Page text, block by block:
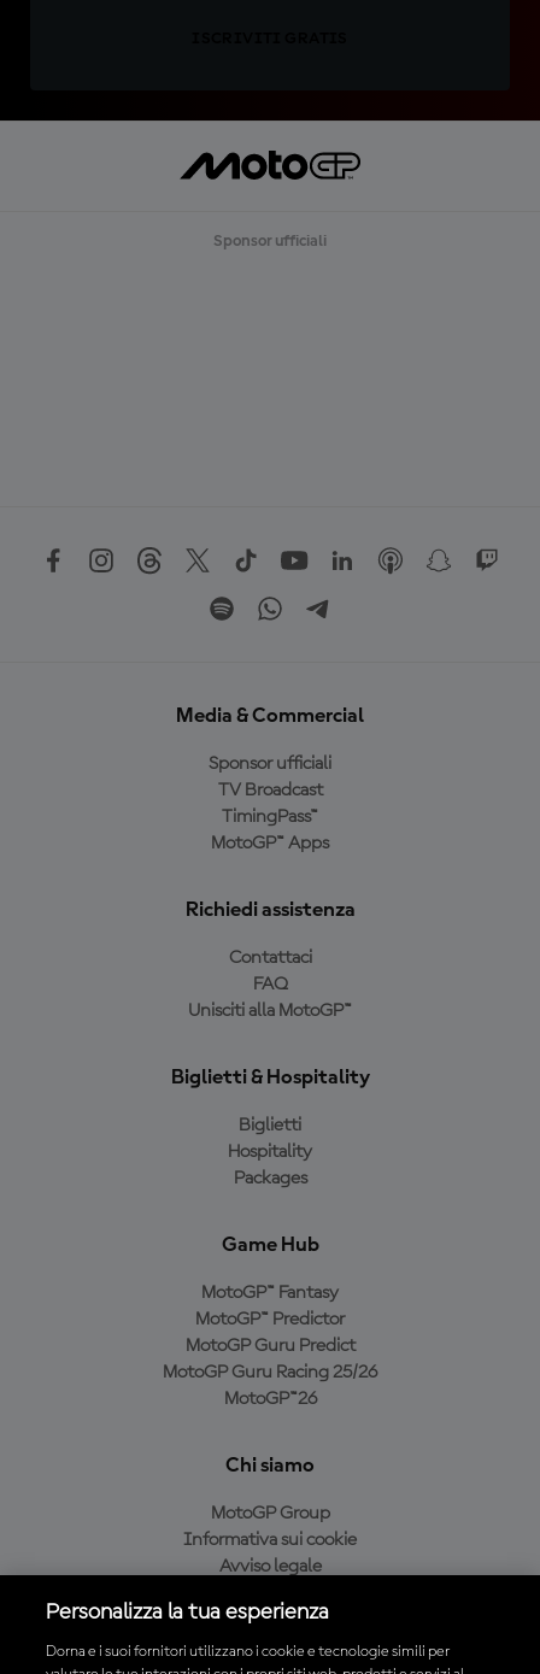
Sponsor ufficiali
Media & Commercial
Sponsor ufficiali
TV Broadcast
TimingPass™
MotoGP™ Apps
Richiedi assistenza
Contattaci
FAQ
Unisciti alla MotoGP™
Biglietti & Hospitality
Biglietti
Hospitality
Packages
Game Hub
MotoGP™ Fantasy
MotoGP™ Predictor
MotoGP Guru Predict
MotoGP Guru Racing 25/26
MotoGP™26
Chi siamo
MotoGP Group
Informativa sui cookie
Avviso legale
Condizioni di acquisto
Personalizza la tua esperienza
Dorna e i suoi fornitori utilizzano i cookie e tecnologie simili per